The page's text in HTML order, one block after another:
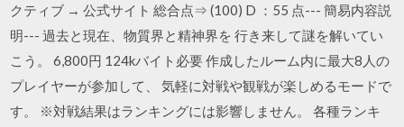
クティブ → 公式サイト 総合点⇒ (100) D ：55 点--- 簡易内容説
明--- 過去と現在、物質界と精神界を 行き来して謎を解いてい
こう。 6,800円 124kバイト必要 作成したルーム内に最大8人の
プレイヤーが参加して、 気軽に対戦や観戦が楽しめるモードで
す。 ※対戦結果はランキングには影響しません。 各種ランキ